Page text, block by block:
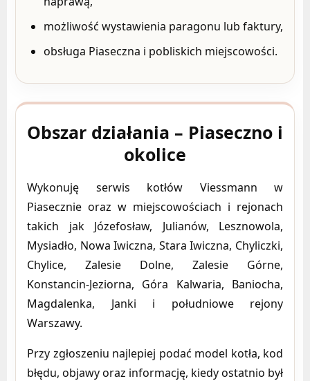
możliwość wystawienia paragonu lub faktury,
obsługa Piaseczna i pobliskich miejscowości.
Obszar działania – Piaseczno i
okolice
Wykonuję serwis kotłów Viessmann w
Piasecznie oraz w miejscowościach i rejonach
takich jak Józefosław, Julianów, Lesznowola,
Mysiadło, Nowa Iwiczna, Stara Iwiczna, Chyliczki,
Chylice, Zalesie Dolne, Zalesie Górne,
Konstancin-Jeziorna, Góra Kalwaria, Baniocha,
Magdalenka, Janki i południowe rejony
Warszawy.
Przy zgłoszeniu najlepiej podać model kotła, kod
błędu, objawy oraz informację, kiedy ostatnio był